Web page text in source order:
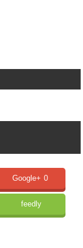
Google+ 0
feedly